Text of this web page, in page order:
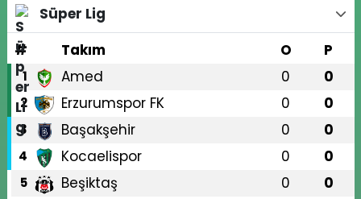
Süper Lig
#
Takım O P
1 Amed 0 0
2 Erzurumspor FK 0 0
3 Başakşehir 0 0
4 Kocaelispor 0 0
5 Beşiktaş 0 0